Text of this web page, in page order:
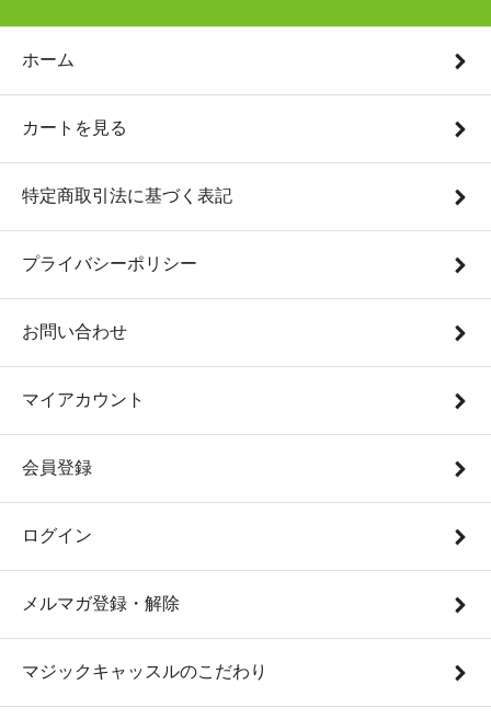
ホーム
カートを見る
特定商取引法に基づく表記
プライバシーポリシー
お問い合わせ
マイアカウント
会員登録
ログイン
メルマガ登録・解除
マジックキャッスルのこだわり